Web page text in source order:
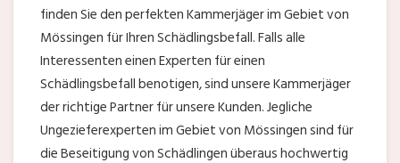
finden Sie den perfekten Kammerjäger im Gebiet von
Mössingen für Ihren Schädlingsbefall. Falls alle
Interessenten einen Experten für einen
Schädlingsbefall benotigen, sind unsere Kammerjäger
der richtige Partner für unsere Kunden. Jegliche
Ungezieferexperten im Gebiet von Mössingen sind für
die Beseitigung von Schädlingen überaus hochwertig